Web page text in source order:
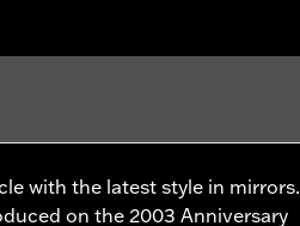
with the latest style in mirrors.
on the 2003 Anniversary